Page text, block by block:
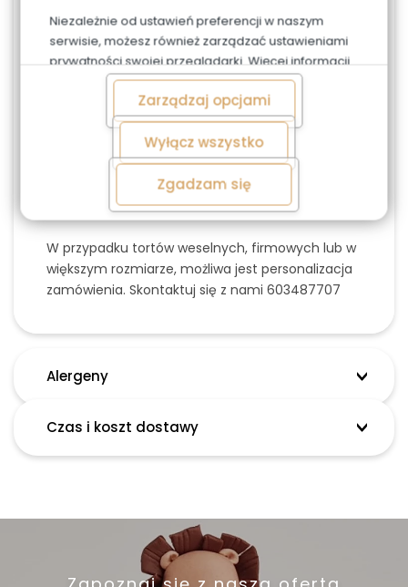
Niezależnie od ustawień preferencji w naszym
serwisie, możesz również zarządzać ustawieniami
prywatności swojej przeglądarki. Więcej informacji
o przetwarzaniu danych znajdziesz wPolityce
Zarządzaj opcjami
Wyłącz wszystko
Zgadzam się
kolorystyka oraz użyte owoce mogą się różnić w
zależności od dostępności.
W przypadku chęci wykonania tortu identycznego
(1:1) jak na zdjęciu, prosimy o wcześniejszą
informację telefonicznie lub w uwagach do
zamówienia.damy.
Jeśli chcesz zamówić większy tort - skontaktuj się
Niestandardowe zamówienie:
W przypadku tortów weselnych, firmowych lub w
większym rozmiarze, możliwa jest personalizacja
zamówienia. Skontaktuj się z nami 603487707
Alergeny
Czas i koszt dostawy